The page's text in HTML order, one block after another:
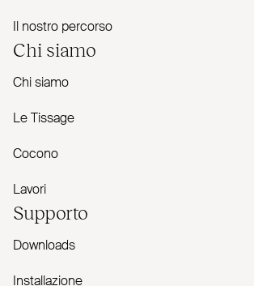
Il nostro percorso
Chi siamo
Chi siamo
Le Tissage
Cocono
Lavori
Supporto
Downloads
Installazione